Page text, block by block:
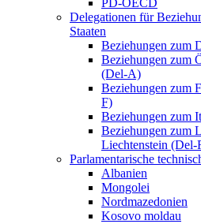
PD-OECD
Delegationen für
Staaten
Beziehungen zum
Beziehungen zum
(Del-A)
Beziehungen zum
F)
Beziehungen zum
Beziehungen zum
Liechtenstein (Del-
Parlamentarische
Albanien
Mongolei
Nordmazedonien
Kosovo moldau